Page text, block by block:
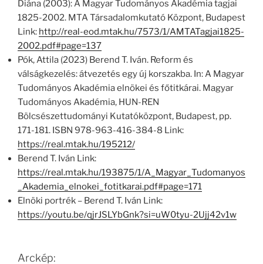
Diána (2003): A Magyar Tudományos Akadémia tagjai
1825-2002. MTA Társadalomkutató Központ, Budapest
Link: http://real-eod.mtak.hu/7573/1/AMTATagjai1825-
2002.pdf#page=137
Pók, Attila (2023) Berend T. Iván. Reform és
válságkezelés: átvezetés egy új korszakba. In: A Magyar
Tudományos Akadémia elnökei és főtitkárai. Magyar
Tudományos Akadémia, HUN-REN
Bölcsészettudományi Kutatóközpont, Budapest, pp.
171-181. ISBN 978-963-416-384-8 Link:
https://real.mtak.hu/195212/
Berend T. Iván Link:
https://real.mtak.hu/193875/1/A_Magyar_Tudomanyos
_Akademia_elnokei_fotitkarai.pdf#page=171
Elnöki portrék – Berend T. Iván Link:
https://youtu.be/qjrJSLYbGnk?si=uW0tyu-2Ujj42v1w
Arckép: